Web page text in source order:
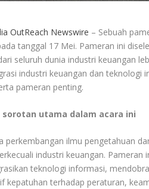
OutReach Newswire – Sebuah
tanggal 17 Mei. Pameran ini
seluruh dunia industri keuangan
industri keuangan dan teknologi
pameran penting.
utama dalam acara ini
perkembangan ilmu pengetahuan
industri keuangan.
teknologi informasi,
kepatuhan terhadap peraturan,